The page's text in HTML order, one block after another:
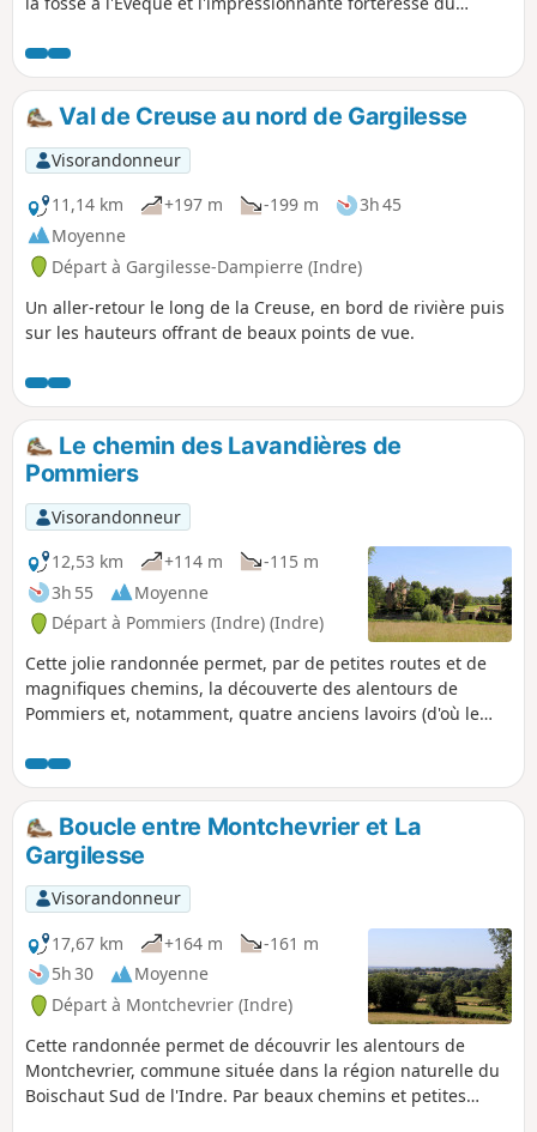
Val de Creuse au nord de Gargilesse
Visorandonneur
11,14 km
+197 m -199 m
3h 45
Moyenne
Départ à Gargilesse-Dampierre (Indre)
Un aller-retour le long de la Creuse, en bord de rivière puis
sur les hauteurs offrant de beaux points de vue.
Le chemin des Lavandières de
Pommiers
Visorandonneur
12,53 km
+114 m
-115 m
3h 55
Moyenne
Départ à Pommiers (Indre) (Indre)
Cette jolie randonnée permet, par de petites routes et de
magnifiques chemins, la découverte des alentours de
Pommiers et, notamment, quatre anciens lavoirs (d'où le
également le très beau château privé du Châtelier, avec ses
douves, sa tour du XIIes, son donjon du XVes et son
bâtiment principal du XVIIe.
Boucle entre Montchevrier et La
Gargilesse
Visorandonneur
17,67 km
+164 m
-161 m
5h 30
Moyenne
Départ à Montchevrier (Indre)
Cette randonnée permet de découvrir les alentours de
Montchevrier, commune située dans la région naturelle du
Boischaut Sud de l'Indre. Par beaux chemins et petites